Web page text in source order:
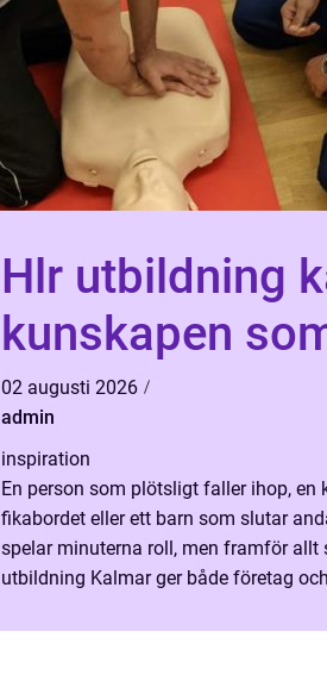
Hlr utbildning
kunskapen
02 augusti 2026
admin
inspiration
En person som plötsligt faller ihop, en
fikabordet eller ett barn som slutar
spelar minuterna roll, men framför allt
utbildning Kalmar ger både företag